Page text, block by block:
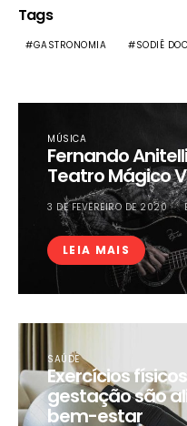
Tags
GASTRONOMIA SODIÊ
MÚSICA
Fernando
Teatro Mágico
3 DE FEVEREIRO DE 2020
LEIA MAIS
SAÚDE
Exercícios
gestação são
bem-estar